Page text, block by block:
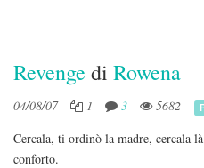
Revenge di Rowena
04/08/07 1 3 5682
Cercala, ti ordinò la madre, cercala
conforto.